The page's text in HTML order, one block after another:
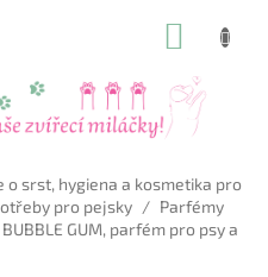
o srst, hygiena a kosmetika pro
pro pejsky / Parfémy
GUM, parfém pro psy a